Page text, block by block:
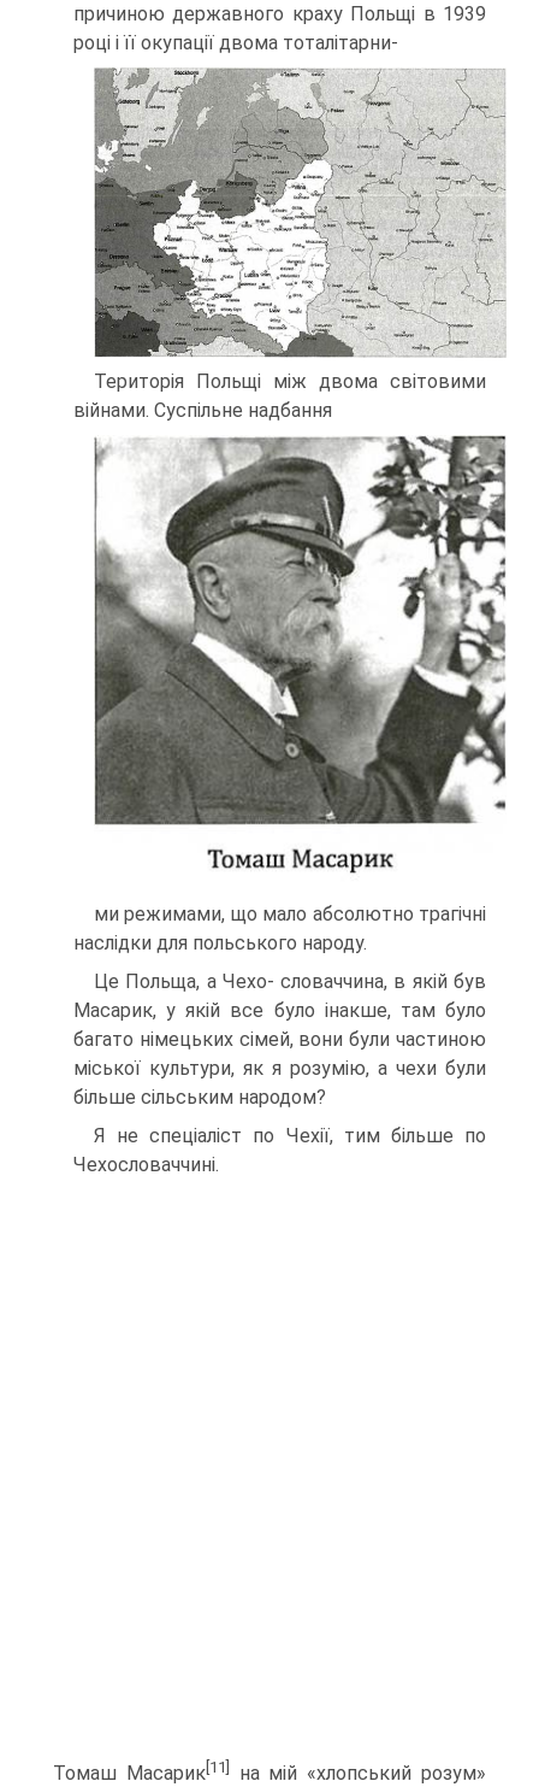
причиною державного краху Польщі в 1939
році і її окупації двома тоталітарни-
Територія Польщі між двома світовими
війнами. Суспільне надбання
ми режимами, що мало абсолютно трагічні
на­слідки для польського народу.
Це Польща, а Чехо- словаччина, в якій був
Масарик, у якій все було інакше, там було
бага­то німецьких сімей, вони були частиною
міської культури, як я розумію, а чехи були
більше сільським народом?
Я не спеціаліст по Чехії, тим більше по
Чехословаччині.
Томаш Масарик[11] на мій «хлопський розум»